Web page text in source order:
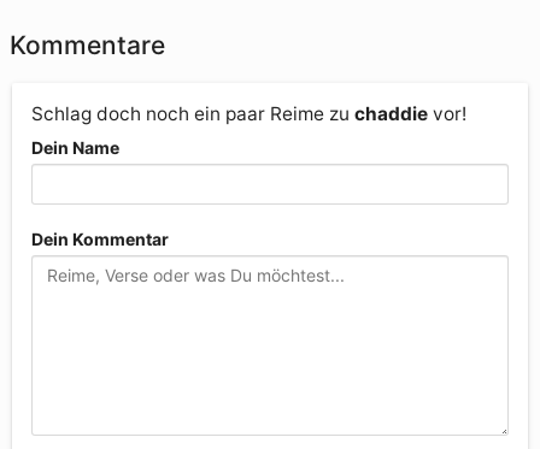
Kommentare
Schlag doch noch ein paar Reime zu chaddie vor!
Dein Name
Dein Kommentar